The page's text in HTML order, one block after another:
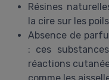
Résines
la cire sur les
Absence de
: ces
réactions